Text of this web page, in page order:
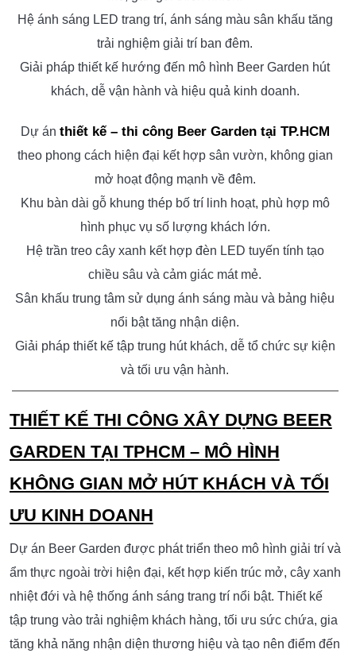
và thu hút khách lâu dài.
thiết kế – thi công Beer Garden tại TP.HCM
mang phong cách sân vườn hiện đại, quy mô lớn, không
gian mở thoáng đãng.
xứng, tối ưu diện tích và tầm nhìn sân khấu.
Cây xanh lớn kết hợp mảng xanh treo tạo cảm giác mát
mẻ, gần gũi thiên nhiên.
Hệ ánh sáng LED trang trí, ánh sáng màu sân khấu tăng
trải nghiệm giải trí ban đêm.
Giải pháp thiết kế hướng đến mô hình Beer Garden hút
khách, dễ vận hành và hiệu quả kinh doanh.
thiết kế – thi công Beer Garden tại TP.HCM
theo phong cách hiện đại kết hợp sân vườn, không gian
mở hoạt động mạnh về đêm.
hình phục vụ số lượng khách lớn.
Hệ trần treo cây xanh kết hợp đèn LED tuyến tính tạo
Sân khấu trung tâm sử dụng ánh sáng màu và bảng hiệu
nổi bật tăng nhận diện.
Giải pháp thiết kế tập trung hút khách, dễ tổ chức sự kiện
và tối ưu vận hành.
THIẾT KẾ THI CÔNG XÂY DỰNG BEER
GARDEN TẠI TPHCM – MÔ HÌNH